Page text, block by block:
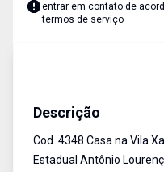
entrar em contato de
termos de serviço
Descrição
Cod. 4348 Casa na Vila
Estadual Antônio